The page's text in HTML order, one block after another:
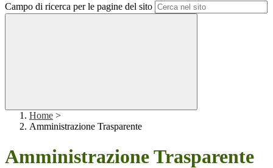
Campo di ricerca per le pagine del sito
Home >
Amministrazione Trasparente
Amministrazione Trasparente